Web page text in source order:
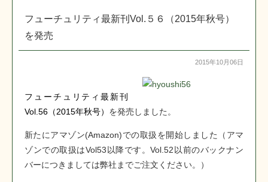
フューチュリティ最新刊Vol.５６（2015年秋号）
を発売
2015年10月06日
フューチュリティ最新刊
Vol.56（2015年秋号） を発売しました。
新たにアマゾン(Amazon)での取扱を開始しました（アマ
ゾンでの取扱はVol53以降です。Vol.52以前のバックナン
バーにつきましては弊社までご注文ください。）